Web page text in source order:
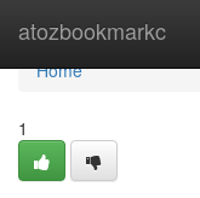
atozbookmarkc
Home
Home
1